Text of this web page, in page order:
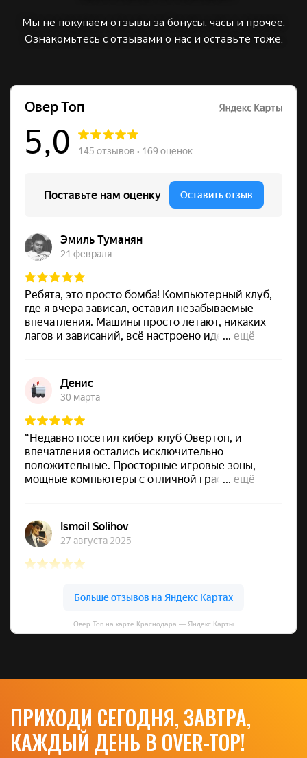
Мы не покупаем отзывы за бонусы, часы и прочее.
Ознакомьтесь с отзывами о нас и оставьте тоже.
Овер Топ на карте Краснодара — Яндекс Карты
ПРИХОДИ СЕГОДНЯ, ЗАВТРА,
КАЖДЫЙ ДЕНЬ В OVER-TOP!